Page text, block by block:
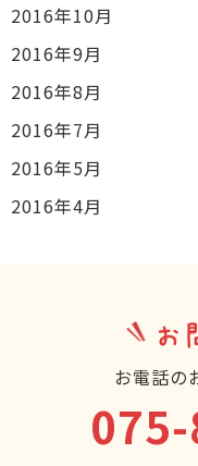
2016年10月
2016年9月
2016年8月
2016年7月
2016年5月
2016年4月
お
お電話の